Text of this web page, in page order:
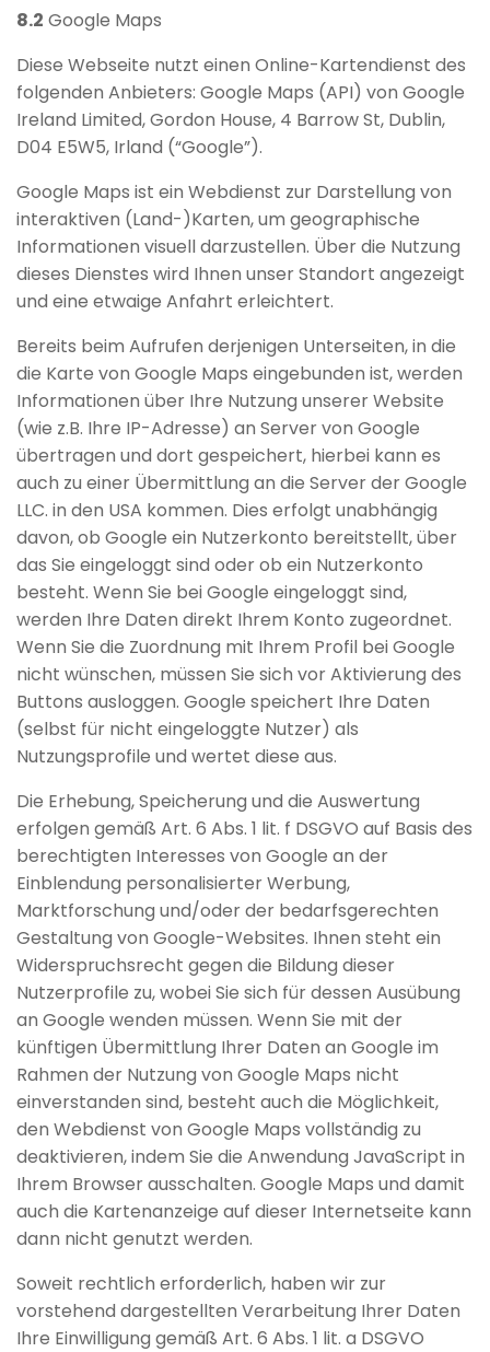
8.2 Google Maps
Diese Webseite nutzt einen Online-Kartendienst des
folgenden Anbieters: Google Maps (API) von Google
Ireland Limited, Gordon House, 4 Barrow St, Dublin,
D04 E5W5, Irland (“Google”).
Google Maps ist ein Webdienst zur Darstellung von
interaktiven (Land-)Karten, um geographische
Informationen visuell darzustellen. Über die Nutzung
dieses Dienstes wird Ihnen unser Standort angezeigt
und eine etwaige Anfahrt erleichtert.
Bereits beim Aufrufen derjenigen Unterseiten, in die
die Karte von Google Maps eingebunden ist, werden
Informationen über Ihre Nutzung unserer Website
(wie z.B. Ihre IP-Adresse) an Server von Google
übertragen und dort gespeichert, hierbei kann es
auch zu einer Übermittlung an die Server der Google
LLC. in den USA kommen. Dies erfolgt unabhängig
davon, ob Google ein Nutzerkonto bereitstellt, über
das Sie eingeloggt sind oder ob ein Nutzerkonto
besteht. Wenn Sie bei Google eingeloggt sind,
werden Ihre Daten direkt Ihrem Konto zugeordnet.
Wenn Sie die Zuordnung mit Ihrem Profil bei Google
nicht wünschen, müssen Sie sich vor Aktivierung des
Buttons ausloggen. Google speichert Ihre Daten
(selbst für nicht eingeloggte Nutzer) als
Nutzungsprofile und wertet diese aus.
Die Erhebung, Speicherung und die Auswertung
erfolgen gemäß Art. 6 Abs. 1 lit. f DSGVO auf Basis des
berechtigten Interesses von Google an der
Einblendung personalisierter Werbung,
Marktforschung und/oder der bedarfsgerechten
Gestaltung von Google-Websites. Ihnen steht ein
Widerspruchsrecht gegen die Bildung dieser
Nutzerprofile zu, wobei Sie sich für dessen Ausübung
an Google wenden müssen. Wenn Sie mit der
künftigen Übermittlung Ihrer Daten an Google im
Rahmen der Nutzung von Google Maps nicht
einverstanden sind, besteht auch die Möglichkeit,
den Webdienst von Google Maps vollständig zu
deaktivieren, indem Sie die Anwendung JavaScript in
Ihrem Browser ausschalten. Google Maps und damit
auch die Kartenanzeige auf dieser Internetseite kann
dann nicht genutzt werden.
Soweit rechtlich erforderlich, haben wir zur
vorstehend dargestellten Verarbeitung Ihrer Daten
Ihre Einwilligung gemäß Art. 6 Abs. 1 lit. a DSGVO